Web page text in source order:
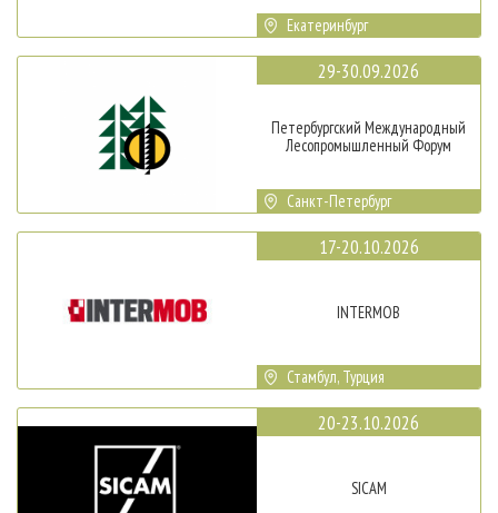
Екатеринбург
29-30.09.2026
Петербургский Международный
Лесопромышленный Форум
Санкт-Петербург
17-20.10.2026
INTERMOB
Стамбул, Турция
20-23.10.2026
SICAM